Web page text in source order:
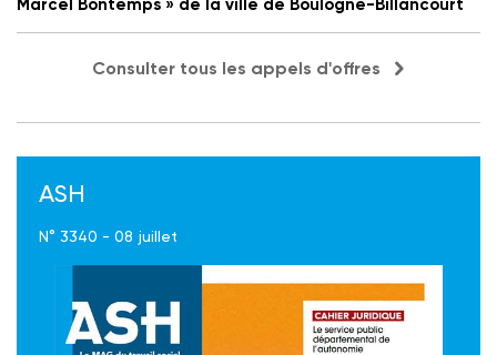
Marcel Bontemps » de la ville de Boulogne-Billancourt
Consulter tous les appels d'offres
ASH
N° 3340 - 08 juillet